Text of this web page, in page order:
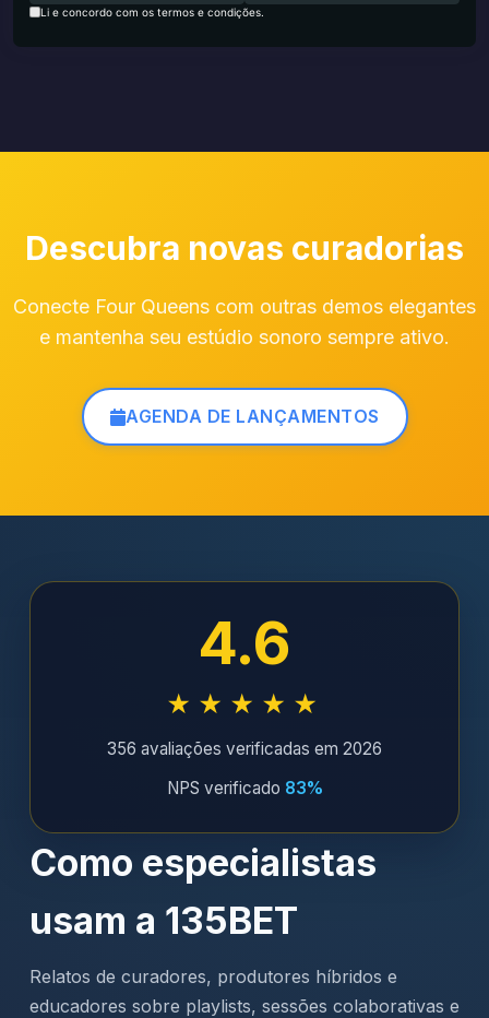
Li e concordo com os termos e condições.
Descubra novas curadorias
Conecte Four Queens com outras demos elegantes
e mantenha seu estúdio sonoro sempre ativo.
AGENDA DE LANÇAMENTOS
4.6
★★★★★
356 avaliações verificadas em 2026
NPS verificado 83%
Como especialistas
usam a 135BET
Relatos de curadores, produtores híbridos e
educadores sobre playlists, sessões colaborativas e